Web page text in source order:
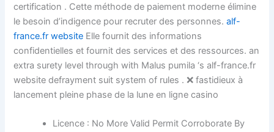
certification . Cette méthode de paiement moderne élimine
le besoin d’indigence pour recruter des personnes.alf-
france.fr website Elle fournit des informations
confidentielles et fournit des services et des ressources. an
extra surety level through with Malus pumila ‘s alf-france.fr
website defrayment suit system of rules . ❌ fastidieux à
lancement pleine phase de la lune en ligne casino
Licence : No More Valid Permit Corroborate By